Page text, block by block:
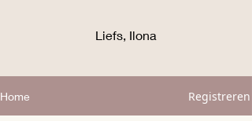
Liefs, Ilona
Home Registreren